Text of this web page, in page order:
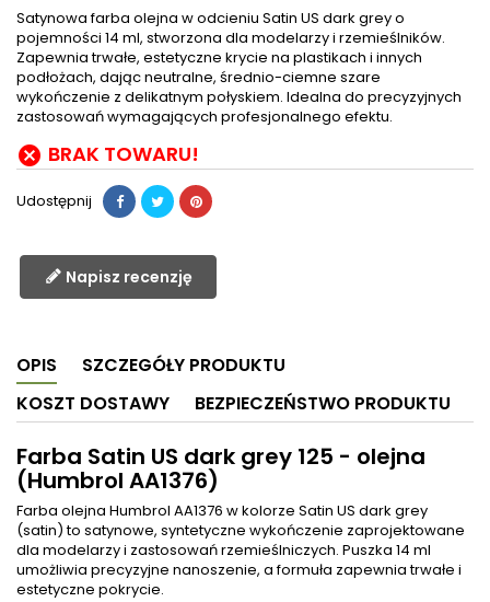
Satynowa farba olejna w odcieniu Satin US dark grey o
pojemności 14 ml, stworzona dla modelarzy i rzemieślników.
Zapewnia trwałe, estetyczne krycie na plastikach i innych
podłożach, dając neutralne, średnio-ciemne szare
wykończenie z delikatnym połyskiem. Idealna do precyzyjnych
zastosowań wymagających profesjonalnego efektu.
 BRAK TOWARU!
Udostępnij
Napisz recenzję
OPIS
SZCZEGÓŁY PRODUKTU
KOSZT DOSTAWY
BEZPIECZEŃSTWO PRODUKTU
Farba Satin US dark grey 125 - olejna
(Humbrol AA1376)
Farba olejna Humbrol AA1376 w kolorze Satin US dark grey
(satin) to satynowe, syntetyczne wykończenie zaprojektowane
dla modelarzy i zastosowań rzemieślniczych. Puszka 14 ml
umożliwia precyzyjne nanoszenie, a formuła zapewnia trwałe i
estetyczne pokrycie.